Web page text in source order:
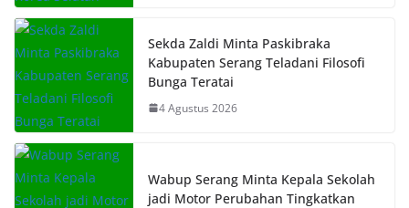
Sekda Zaldi Minta Paskibraka
Kabupaten Serang Teladani Filosofi
Bunga Teratai
4 Agustus 2026
Wabup Serang Minta Kepala Sekolah
jadi Motor Perubahan Tingkatkan